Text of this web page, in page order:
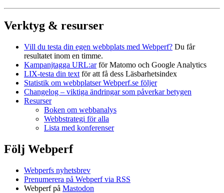
Verktyg & resurser
Vill du testa din egen webbplats med Webperf? Du får
resultatet inom en timme.
Kampanjtagga URL:arför Matomo och Google Analytics
LIX-testa din text för att få dess Läsbarhetsindex
Statistik om webbplatser Webperf.se följer
Changelog – viktiga ändringar som påverkar betygen
Resurser
Boken om webbanalys
Webbstrategi för alla
Lista med konferenser
Följ Webperf
Webperfs nyhetsbrev
Prenumerera på Webperf via RSS
Webperf på Mastodon